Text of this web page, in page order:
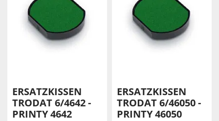
ERSATZKISSEN
TRODAT 6/4642 -
PRINTY 4642
ERSATZKISSEN
TRODAT 6/46050 -
PRINTY 46050